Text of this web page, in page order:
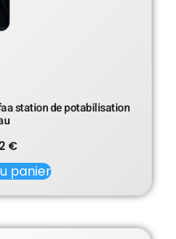
station de potabilisation
€
panier